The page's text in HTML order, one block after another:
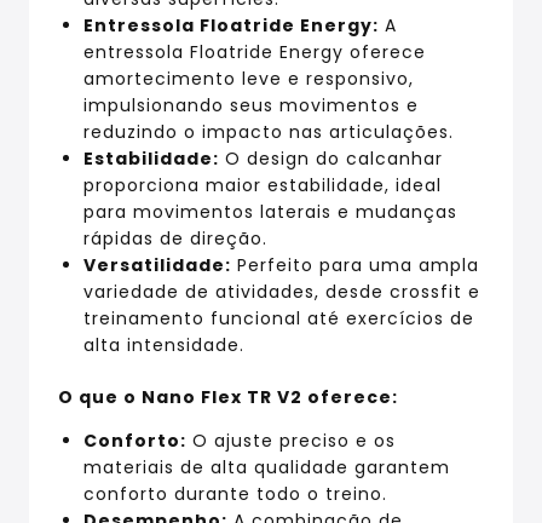
Entressola Floatride Energy: A
entressola Floatride Energy oferece
amortecimento leve e responsivo,
impulsionando seus movimentos e
reduzindo o impacto nas articulações.
Estabilidade: O design do calcanhar
proporciona maior estabilidade, ideal
para movimentos laterais e mudanças
rápidas de direção.
Versatilidade: Perfeito para uma ampla
variedade de atividades, desde crossfit e
treinamento funcional até exercícios de
alta intensidade.
O que o Nano Flex TR V2 oferece:
Conforto: O ajuste preciso e os
materiais de alta qualidade garantem
conforto durante todo o treino.